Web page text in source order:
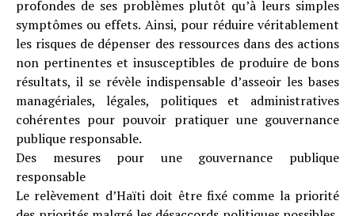
profondes de ses problèmes plutôt qu’à leurs simples
symptômes ou effets. Ainsi, pour réduire véritablement
les risques de dépenser des ressources dans des actions
non pertinentes et insusceptibles de produire de bons
résultats, il se révèle indispensable d’asseoir les bases
managériales, légales, politiques et administratives
cohérentes pour pouvoir pratiquer une gouvernance
publique responsable.
Des mesures pour une gouvernance publique
responsable
Le relèvement d’Haïti doit être fixé comme la priorité